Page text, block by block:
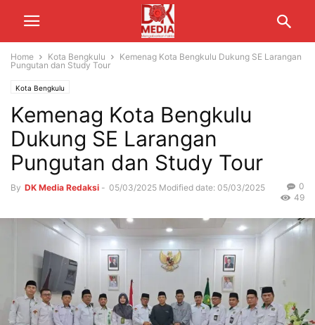
Home Kota Bengkulu
Kemenag Kota Bengkulu Dukung SE Larangan
Pungutan dan Study Tour
Kota Bengkulu
Kemenag Kota Bengkulu
Dukung SE Larangan
Pungutan dan Study Tour
By DK Media Redaksi - 05/03/2025 Modified date: 05/03/2025
0
49